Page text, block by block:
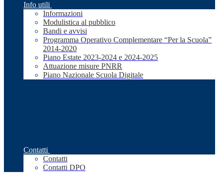
Info utili
Informazioni
Modulistica al pubblico
Bandi e avvisi
Programma Operativo Complementare “Per la Scuola”
2014-2020
Piano Estate 2023-2024 e 2024-2025
Attuazione misure PNRR
Piano Nazionale Scuola Digitale
Contatti
Contatti
Contatti DPO